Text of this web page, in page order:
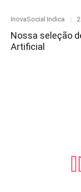
Category
InovaSocial Indica
Nossa seleção
Artificial